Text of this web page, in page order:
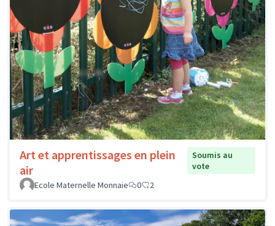
Art et apprentissages en plein
air
Soumis au
vote
Ecole Maternelle Monnaie
0 2